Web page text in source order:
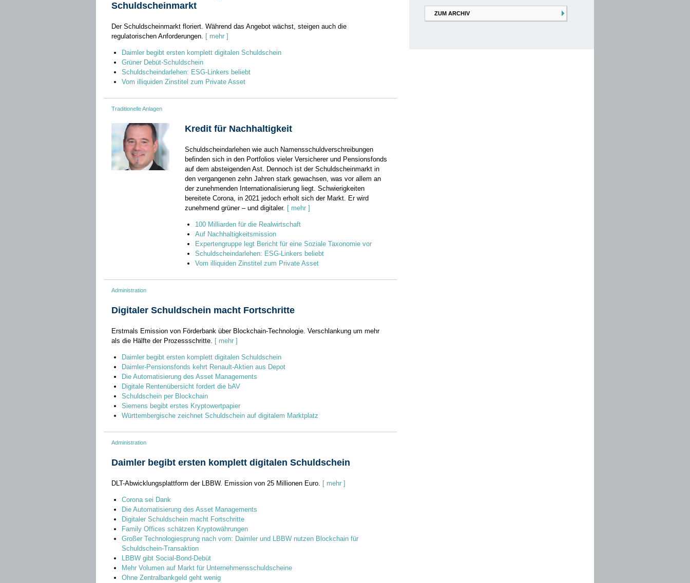
Schuldscheinmarkt
Der Schuldscheinmarkt floriert. Während das Angebot wächst, steigen auch die
regulatorischen Anforderungen. [ mehr ]
Daimler begibt ersten komplett digitalen Schuldschein
Grüner Debüt-Schuldschein
Schuldscheindarlehen: ESG-Linkers beliebt
Vom illiquiden Zinstitel zum Private Asset
Traditionelle Anlagen
Kredit für Nachhaltigkeit
Schuldscheindarlehen wie auch Namensschuldverschreibungen
befinden sich in den Portfolios vieler Versicherer und Pensionsfonds
auf dem absteigenden Ast. Dennoch ist der Schuldscheinmarkt in
den vergangenen zehn Jahren stark gewachsen, was vor allem an
der zunehmenden Internationalisierung liegt. Schwierigkeiten
bereitete Corona, in 2021 jedoch erholt sich der Markt. Er wird
zunehmend grüner – und digitaler. [ mehr ]
100 Milliarden für die Realwirtschaft
Auf Nachhaltigkeitsmission
Expertengruppe legt Bericht für eine Soziale Taxonomie vor
Schuldscheindarlehen: ESG-Linkers beliebt
Vom illiquiden Zinstitel zum Private Asset
Administration
Digitaler Schuldschein macht Fortschritte
Erstmals Emission von Förderbank über Blockchain-Technologie. Verschlankung um mehr
als die Hälfte der Prozessschritte. [ mehr ]
Daimler begibt ersten komplett digitalen Schuldschein
Daimler-Pensionsfonds kehrt Renault-Aktien aus Depot
Die Automatisierung des Asset Managements
Digitale Rentenübersicht fordert die bAV
Schuldschein per Blockchain
Siemens begibt erstes Kryptowertpapier
Württembergische zeichnet Schuldschein auf digitalem Marktplatz
Administration
Daimler begibt ersten komplett digitalen Schuldschein
DLT-Abwicklungsplattform der LBBW. Emission von 25 Millionen Euro. [ mehr ]
Corona sei Dank
Die Automatisierung des Asset Managements
Digitaler Schuldschein macht Fortschritte
Family Offices schätzen Kryptowährungen
Großer Technologiesprung nach vorn: Daimler und LBBW nutzen Blockchain für
Schuldschein-Transaktion
LBBW gibt Social-Bond-Debüt
Mehr Volumen auf Markt für Unternehmensschuldscheine
Ohne Zentralbankgeld geht wenig
ZUM ARCHIV